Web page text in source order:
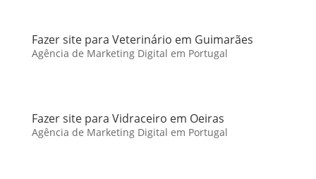
Fazer site para Veterinário em Guimarães
Agência de Marketing Digital em Portugal
Fazer site para Vidraceiro em Oeiras
Agência de Marketing Digital em Portugal